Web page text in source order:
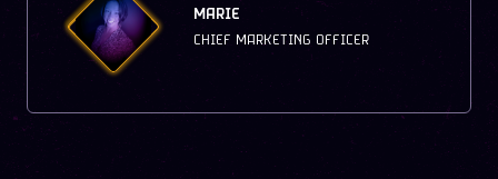
MARIE
CHIEF MARKETING OFFICER